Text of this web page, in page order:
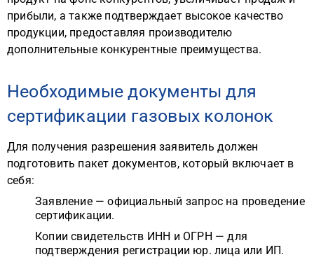
прибыли, а также подтверждает высокое качество
продукции, предоставляя производителю
дополнительные конкурентные преимущества.
Необходимые документы для
сертификации газовых колонок
Для получения разрешения заявитель должен
подготовить пакет документов, который включает в
себя:
Заявление — официальный запрос на проведение
сертификации.
Копии свидетельств ИНН и ОГРН — для
подтверждения регистрации юр. лица или ИП.